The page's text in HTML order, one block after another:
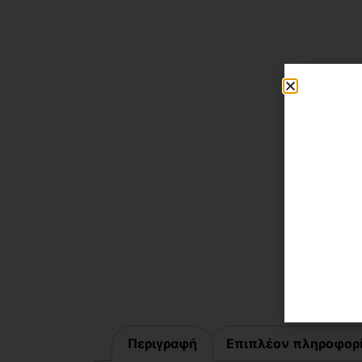
Περιγραφή Επιπλέον